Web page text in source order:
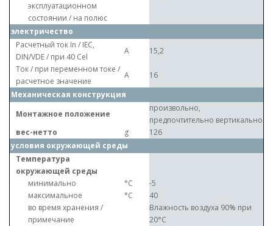
эксплуатационном
состоянии / на полюс
электричество
Расчетный ток In / IEC,
DIN/VDE / при 40 Cel
A
15,2
Ток / при переменном токе /
расчетное значение
A
16
Механическая конструкция
Монтажное положение
произвольно,
предпочтительно вертикально
вес-нетто
g
126
условия окружающей среды
Температура
окружающей среды
минимально
°C
-5
максимальное
°C
40
во время хранения /
примечание
Влажность воздуха 90% при
20°C